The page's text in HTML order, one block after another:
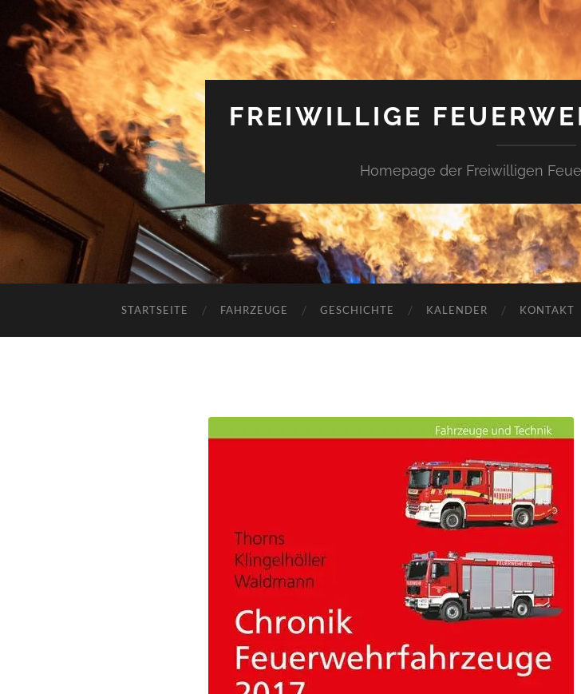
FREIWILLIGE
Homepage der Freiwilligen
STARTSEITE FAHRZEUGE GESCHICHTE KALENDER KONTAKT